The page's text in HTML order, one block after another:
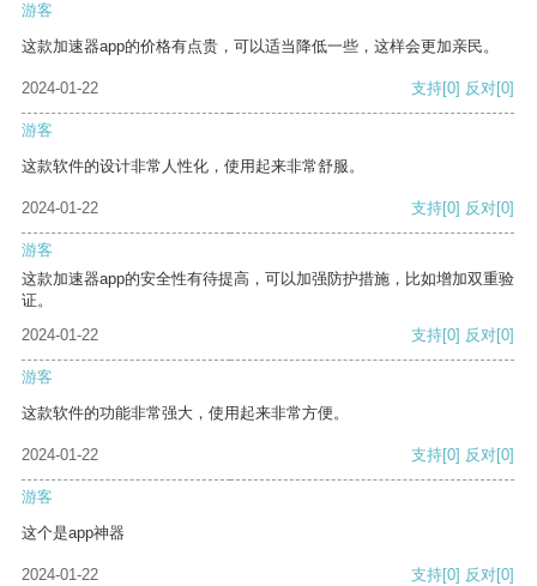
游客
这款加速器app的价格有点贵，可以适当降低一些，这样会更加亲民。
2024-01-22 支持[0] 反对[0]
游客
这款软件的设计非常人性化，使用起来非常舒服。
2024-01-22 支持[0] 反对[0]
游客
这款加速器app的安全性有待提高，可以加强防护措施，比如增加双重验
证。
2024-01-22
支持[0] 反对[0]
游客
这款软件的功能非常强大，使用起来非常方便。
2024-01-22 支持[0] 反对[0]
游客
这个是app神器
2024-01-22 支持[0] 反对[0]